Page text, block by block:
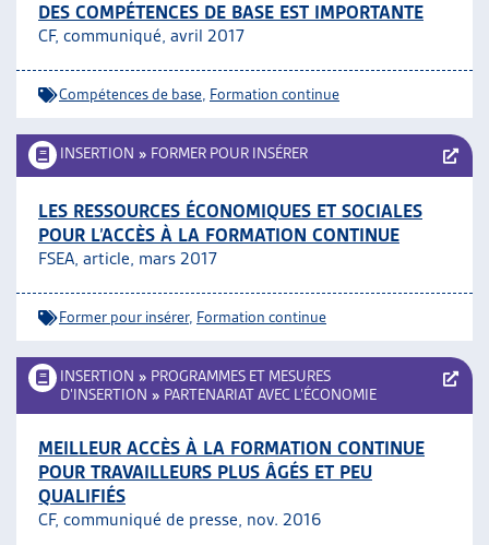
DES COMPÉTENCES DE BASE EST IMPORTANTE
CF, communiqué, avril 2017
Compétences de base Formation continue
INSERTION » FORMER POUR INSÉRER
LES RESSOURCES ÉCONOMIQUES ET SOCIALES
POUR L’ACCÈS À LA FORMATION CONTINUE
FSEA, article, mars 2017
Former pour insérer, Formation continue
INSERTION » PROGRAMMES ET MESURES
D’INSERTION » PARTENARIAT AVEC L’ÉCONOMIE
MEILLEUR ACCÈS À LA FORMATION CONTINUE
POUR TRAVAILLEURS PLUS ÂGÉS ET PEU
QUALIFIÉS
CF, communiqué de presse, nov. 2016